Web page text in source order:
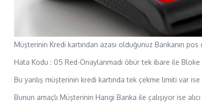
Müşterinin Kredi kartından azası olduğunuz Bankanın pos
Hata Kodu : 05 Red-Onaylanmadı öbür tek ibare ile
Bu yanlış müşterinin kredi kartında tek çekme limiti var
Bunun amaçlı Müşterinin Hangi Banka ile çalışıyor ise